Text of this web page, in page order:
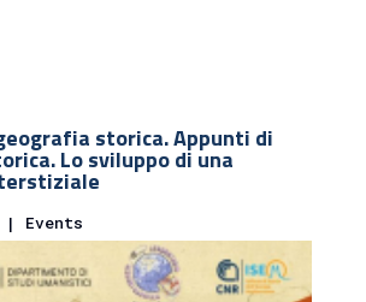
storica. Appunti di
Lo sviluppo di una
| Events